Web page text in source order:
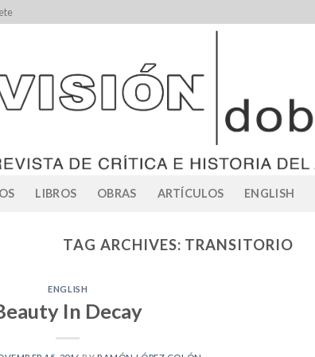
LIBROS OBRAS ARTÍCULOS ENGLISH
TAG ARCHIVES: TRANSITORIO
ENGLISH
In Decay